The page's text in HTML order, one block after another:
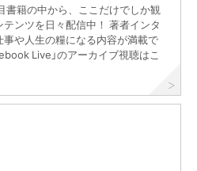
書籍の中から、ここだけでしか観
ンツを日々配信中！ 著者インタ
や人生の糧になる内容が満載で
Live」のアーカイブ視聴はこ